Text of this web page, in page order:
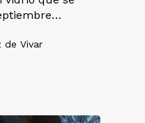
de Vivar